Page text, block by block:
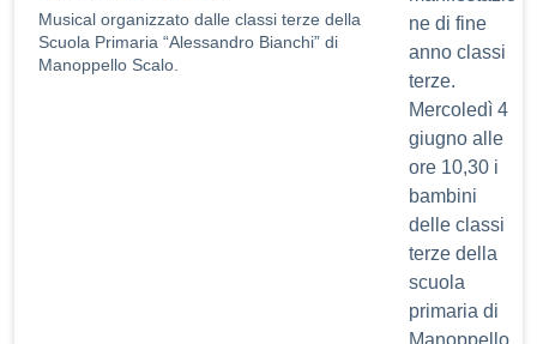
Musical organizzato dalle classi terze della
Scuola Primaria “Alessandro Bianchi” di
Manoppello Scalo.